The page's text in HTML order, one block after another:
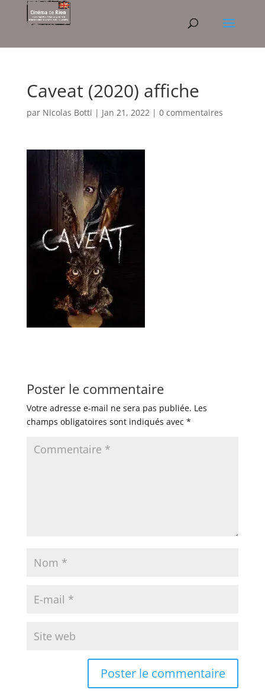
Caveat (2020) affiche
par Nicolas Botti | Jan 21, 2022| 0 commentaires
Poster le commentaire
Votre adresse e-mail ne sera pas publiée. Les
champs obligatoires sont indiqués avec *